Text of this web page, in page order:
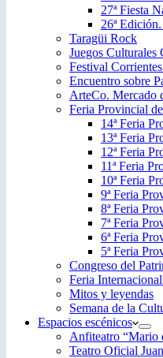
27ª Fiesta
26ª
Taragüi Rock
Juegos Culturales
Festival
Encuentro sobre
ArteCo. Mercado
Feria Provincial
14ª Feria
13ª Feria
12ª Feria
11ª Feria
10ª Feria
9ª Feria
8ª Feria
7ª Feria
6ª Feria
5ª Feria
Congreso del
Feria
Mitos y leyendas
Semana de la
Espacios escénicos
Anfiteatro “Mario
Teatro Oficial